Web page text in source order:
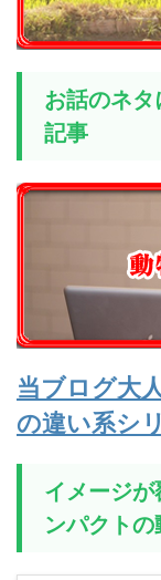
お話のネ
記事
当ブログ大
の違い系シ
イメージ
ンパクト